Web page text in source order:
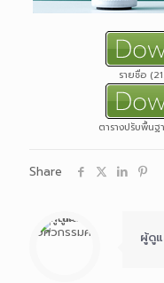
รายชื่อ
ตารางปรับพื้น
Share
ผู้ดู